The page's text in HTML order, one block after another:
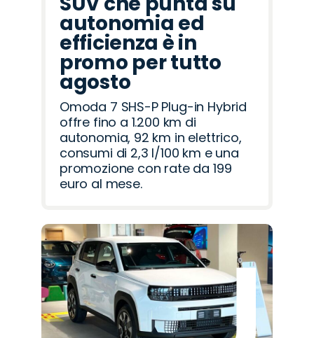
autonomia ed
efficienza è in
promo per tutto
agosto
Omoda 7 SHS-P Plug-in Hybrid
offre fino a 1.200 km di
autonomia, 92 km in elettrico,
consumi di 2,3 l/100 km e una
promozione con rate da 199
euro al mese.